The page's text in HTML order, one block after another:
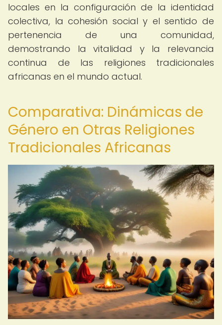
locales en la configuración de la identidad
colectiva, la cohesión social y el sentido de
pertenencia de una comunidad,
demostrando la vitalidad y la relevancia
continua de las religiones tradicionales
africanas en el mundo actual.
Comparativa: Dinámicas de
Género en Otras Religiones
Tradicionales Africanas